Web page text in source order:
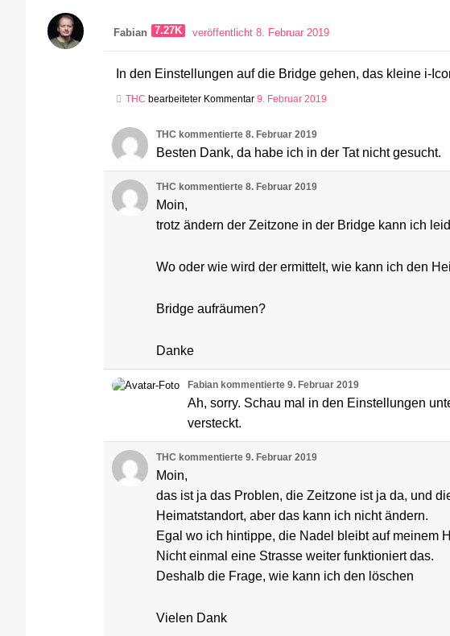
Fabian 7.27K veröffentlicht 8. Februar 2019
In den Einstellungen auf die Bridge gehen, das kleine i-
THC bearbeiteter Kommentar 9. Februar 2019
THC kommentierte 8. Februar 2019
Besten Dank, da habe ich in der Tat nicht gesucht.
THC kommentierte 8. Februar 2019
Moin,
trotz ändern der Zeitzone in der Bridge kann ich
Wo oder wie wird der ermittelt, wie kann ich den
Bridge aufräumen?
Danke
Fabian kommentierte 9. Februar 2019
Ah, sorry. Schau mal in den Einstellungen
versteckt.
THC kommentierte 9. Februar 2019
Moin,
das ist ja das Problen, die Zeitzone ist ja da, und
Heimatstandort, aber das kann ich nicht ändern.
Egal wo ich hintippe, die Nadel bleibt auf meinem
Nicht einmal eine Strasse weiter funktioniert das.
Deshalb die Frage, wie kann ich den löschen
Vielen Dank